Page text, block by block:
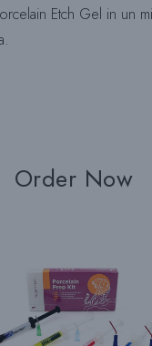
Etch Gel in un
Order Now